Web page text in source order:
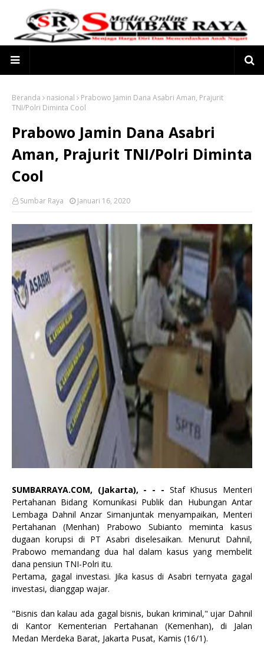
Beranda nasional
Prabowo Jamin Dana Asabri Aman, Prajurit
TNI/Polri Diminta Cool
Prabowo Jamin Dana Asabri
Aman, Prajurit TNI/Polri Diminta
Cool
Sumbar Raya Januari 16, 2020
SUMBARRAYA.COM, (Jakarta), - - - Staf Khusus Menteri
Pertahanan Bidang Komunikasi Publik dan Hubungan Antar
Lembaga Dahnil Anzar Simanjuntak menyampaikan, Menteri
Pertahanan (Menhan) Prabowo Subianto meminta kasus
dugaan korupsi di PT Asabri diselesaikan. Menurut Dahnil,
Prabowo memandang dua hal dalam kasus yang membelit
dana pensiun TNI-Polri itu.
Pertama, gagal investasi. Jika kasus di Asabri ternyata gagal
investasi, dianggap wajar.
"Bisnis dan kalau ada gagal bisnis, bukan kriminal," ujar Dahnil
di Kantor Kementerian Pertahanan (Kemenhan), di Jalan
Medan Merdeka Barat, Jakarta Pusat, Kamis (16/1).